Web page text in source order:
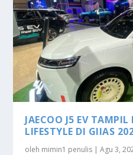
JAECOO J5 EV
LIFESTYLE DI GIIAS
oleh mimin1 penulis |Agu 3,